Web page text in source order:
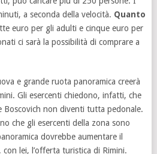
a seconda della velocità. Quanto
euro per gli adulti e cinque euro per
ci sarà la possibilità di comprare a
e grande ruota panoramica creerà
Gli esercenti chiedono, infatti, che
Boscovich non diventi tutta pedonale.
che gli esercenti della zona sono
dovrebbe aumentare il
lei, l’offerta turistica di Rimini.